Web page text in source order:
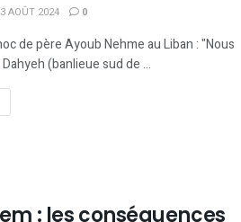
3 AOÛT 2024 0
de père Ayoub Nehme au Liban : "Nous
(banlieue sud de ...
: les conséquences